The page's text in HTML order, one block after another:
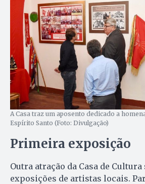
A Casa traz um aposento dedicado a
Espírito Santo (Foto: Divulgação)
Primeira exposição
Outra atração da Casa de Cultura
exposições de artistas locais.